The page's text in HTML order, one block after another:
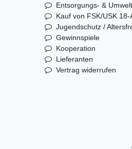
Entsorgungs- &
Kauf von FSK/USK 18-
Jugendschutz /
Gewinnspiele
Kooperation
Lieferanten
Vertrag widerrufen